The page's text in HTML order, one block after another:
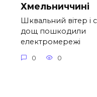
Хмельниччині
Шквальний вітер і
дощ пошкодили
електромережі
0 0